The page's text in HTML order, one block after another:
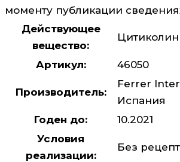
моменту публикации
Действующее
вещество:
Цитиколин
Артикул: 46050
Производитель:
Ferrer
Испания
Годен до:
10.2021
Условия
реализации:
Без